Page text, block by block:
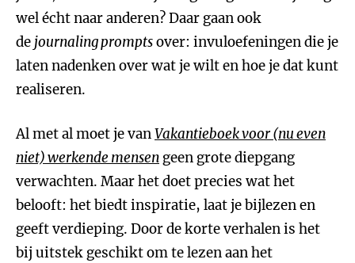
wel écht naar anderen? Daar gaan ook
de journaling promptsover: invuloefeningen die je
laten nadenken over wat je wilt en hoe je dat kunt
realiseren.
Al met al moet je vanVakantieboek voor (nu even
niet) werkende mensen geen grote diepgang
verwachten. Maar het doet precies wat het
belooft: het biedt inspiratie, laat je bijlezen en
geeft verdieping. Door de korte verhalen is het
bij uitstek geschikt om te lezen aan het